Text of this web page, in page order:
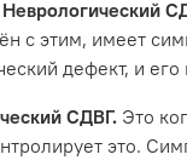
с этим, имеет
дефект, и
СДВГ. Это
это.